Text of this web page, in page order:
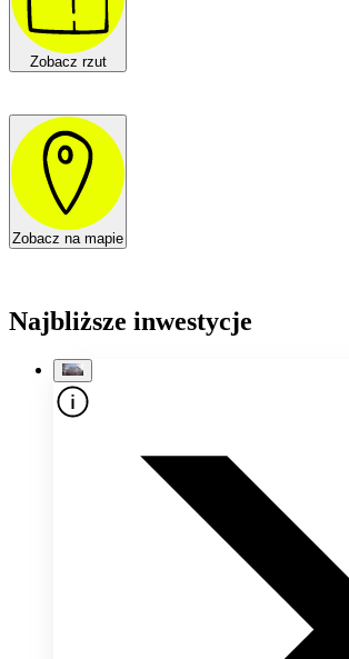
Zobacz rzut
Zobacz na mapie
Najbliższe inwestycje